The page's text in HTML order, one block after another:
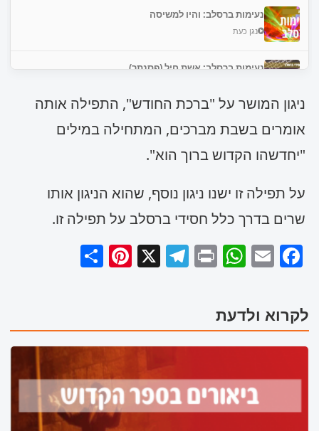
נעימות ברסלב: והיו למשיסה
נגן כעת
נעימות ברסלב: אשת חיל (פסנתר)
נעימות ברסלב: בך רבינו נגילה (פסנתר)
נגן כעת
ניגון המושר על "ברכת החודש", התפילה אותה
אומרים בשבת מברכים, המתחילה במילים
"יחדשהו הקדוש ברוך הוא".
על תפילה זו ישנו ניגון נוסף, שהוא הניגון אותו
שרים בדרך כלל חסידי ברסלב על תפילה זו.
F
e
b
k
E
ai
l
W
ts
A
p
P
t
T
g
r
a
m
X
Pi
e
r
e
st
r
e
לקרוא ולדעת